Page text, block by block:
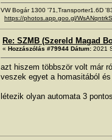
VW Bogár 1300 '71,Transporter1.6D
https://photos.app.goo.gl/
Re: SZMB (Szereld Magad
« Hozzászólás #79944 Dátum: 2021
azt hiszem többször volt már
veszek egyet a homasitából
létezik olyan automata 3